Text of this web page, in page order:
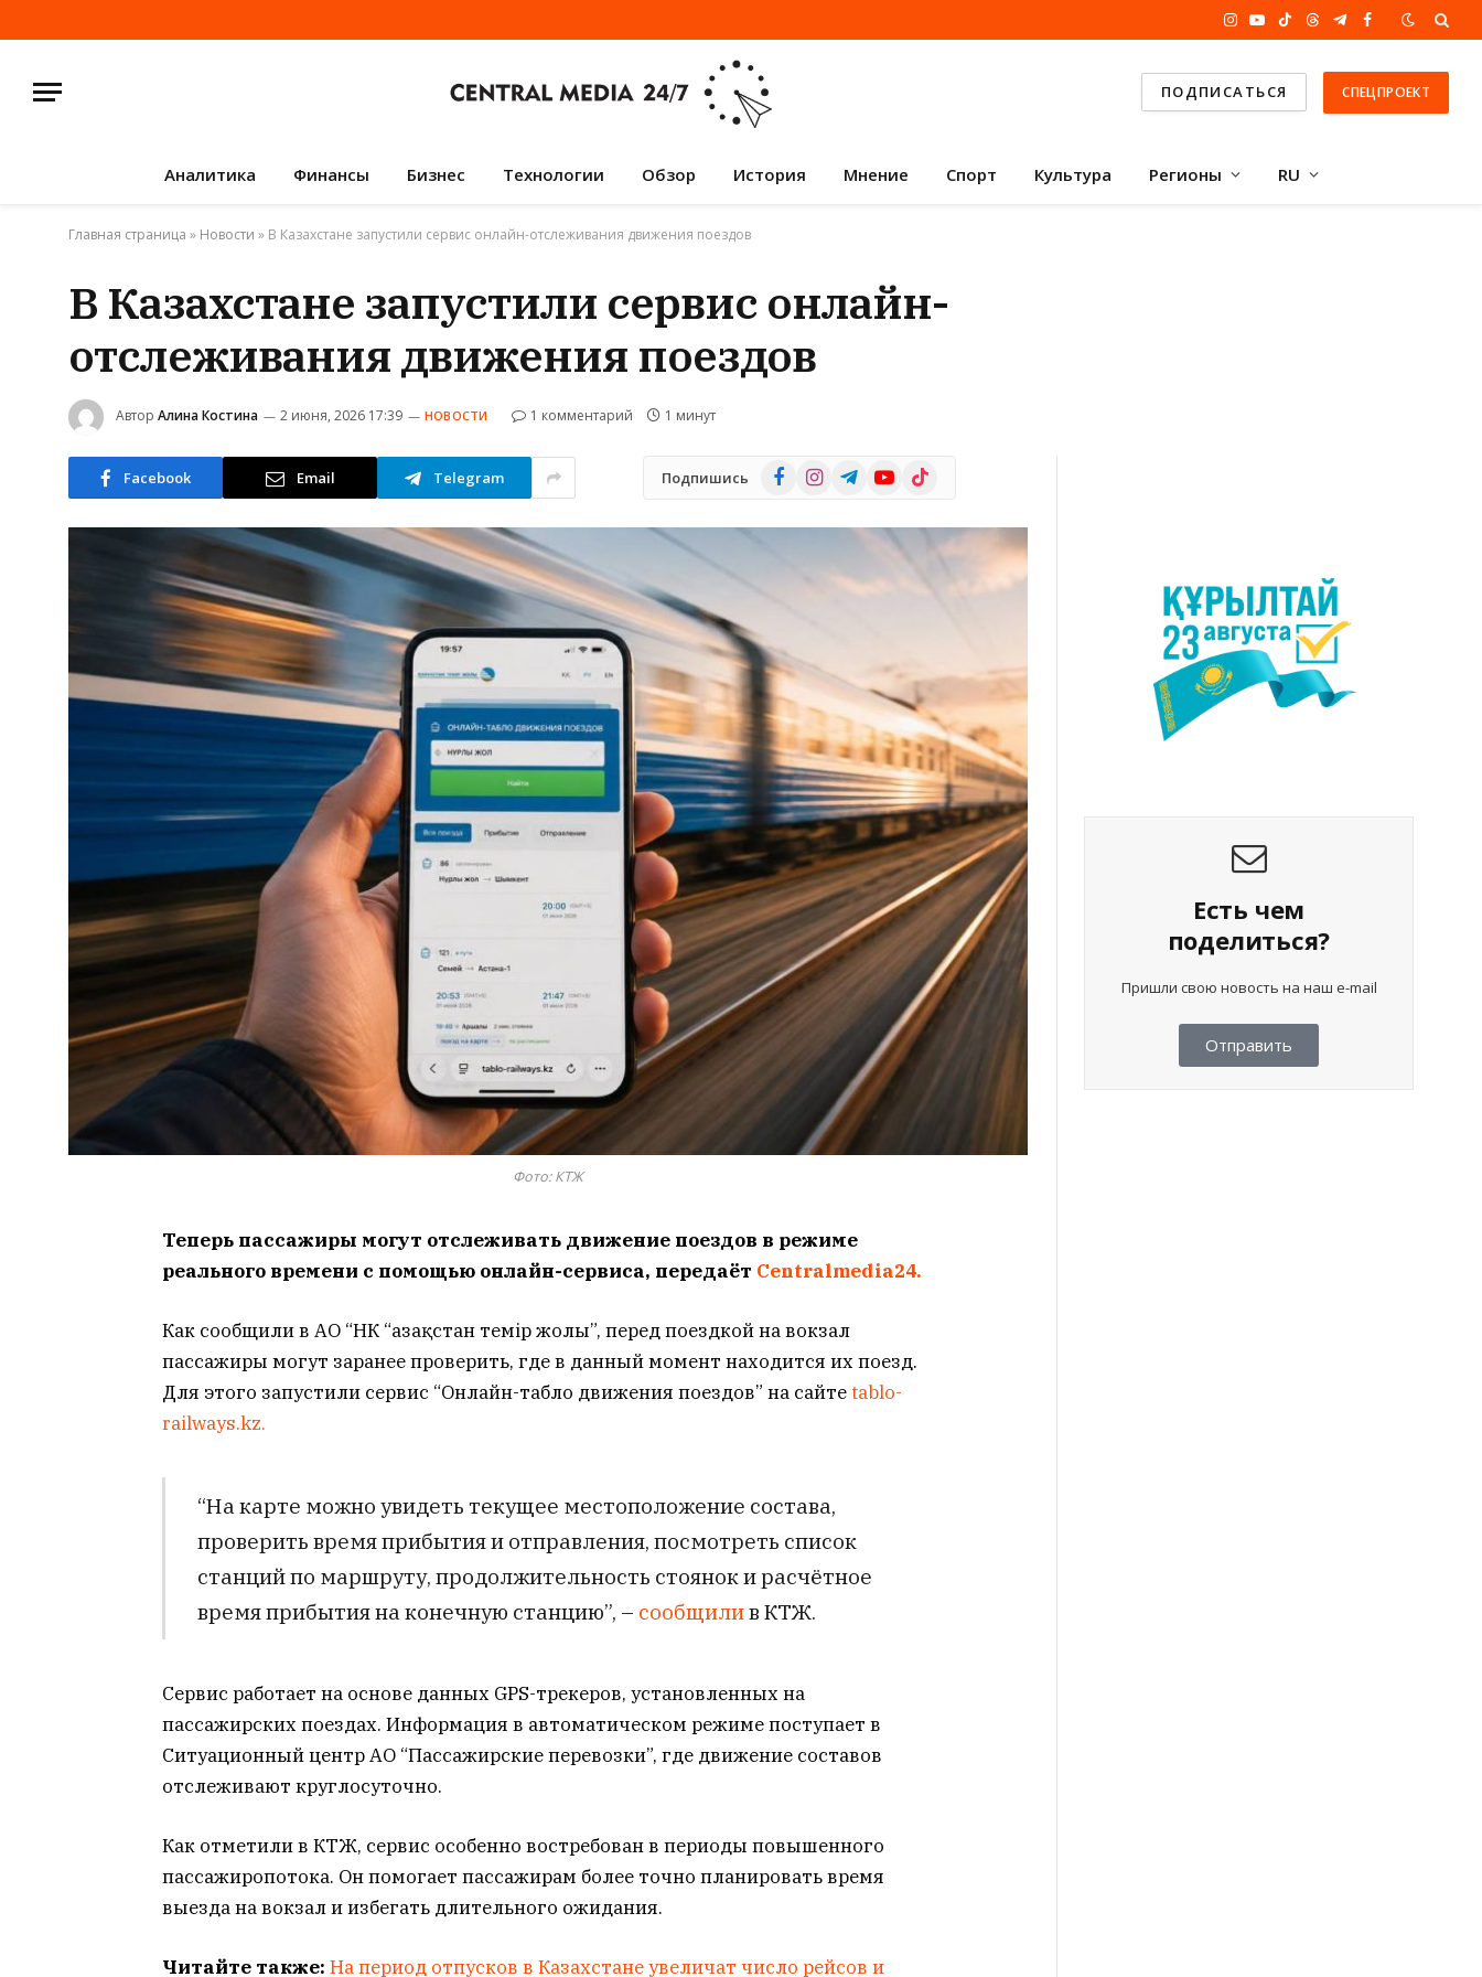
Instagram
YouTube
TikTokThreadsTelegram
Facebook
ПОДПИСАТЬСЯ СПЕЦПРОЕКТ
Аналитика Финансы Бизнес Технологии Обзор История Мнение Спорт Культура Регионы RU
Главная страница » Новости » В Казахстане запустили сервис онлайн-отслеживания движения поездов
В Казахстане запустили сервис онлайн-
отслеживания движения поездов
Автор Алина Костина 2 июня, 2026 17:39 НОВОСТИ 1 комментарий 1 минут
Facebook Email Telegram Подпишись FacebookInstagramTelegramYouTube
TikTok
Фото: КТЖ
Теперь пассажиры могут отслеживать движение поездов в режиме
реального времени с помощью онлайн-сервиса, передаёт Centralmedia24.
Как сообщили в АО “НК “Қазақстан темір жолы”, перед поездкой на вокзал
пассажиры могут заранее проверить, где в данный момент находится их поезд.
Для этого запустили сервис “Онлайн-табло движения поездов” на сайтеtablo-
railways.kz.
“На карте можно увидеть текущее местоположение состава,
проверить время прибытия и отправления, посмотреть список
станций по маршруту, продолжительность стоянок и расчётное
время прибытия на конечную станцию”, – сообщилив КТЖ.
Сервис работает на основе данных GPS-трекеров, установленных на
пассажирских поездах. Информация в автоматическом режиме поступает в
Ситуационный центр АО “Пассажирские перевозки”, где движение составов
отслеживают круглосуточно.
Как отметили в КТЖ, сервис особенно востребован в периоды повышенного
пассажиропотока. Он помогает пассажирам более точно планировать время
выезда на вокзал и избегать длительного ожидания.
Читайте также: На период отпусков в Казахстане увеличат число рейсов и
Есть чем
поделиться?
Пришли свою новость на наш e-mail
Отправить